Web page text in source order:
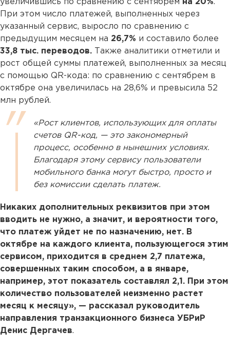
увеличившись по сравнению с сентябрем на 20%.
При этом число платежей, выполненных через
указанный сервис, выросло по сравнению с
предыдущим месяцем на 26,7% и составило более
33,8 тыс. переводов. Также аналитики отметили и
рост общей суммы платежей, выполненных за месяц
с помощью QR-кода: по сравнению с сентябрем в
октябре она увеличилась на 28,6% и превысила 52
млн рублей.
«Рост клиентов, использующих для оплаты
счетов QR-код, — это закономерный
процесс, особенно в нынешних условиях.
Благодаря этому сервису пользователи
мобильного банка могут быстро, просто и
без комиссии сделать платеж.
Никаких дополнительных реквизитов при этом
вводить не нужно, а значит, и вероятности того,
что платеж уйдет не по назначению, нет. В
октябре на каждого клиента, пользующегося этим
сервисом, приходится в среднем 2,7 платежа,
совершенных таким способом, а в январе,
например, этот показатель составлял 2,1. При этом
количество пользователей неизменно растет
месяц к месяцу», — рассказал руководитель
направления транзакционного бизнеса УБРиР
Денис Дергачев.